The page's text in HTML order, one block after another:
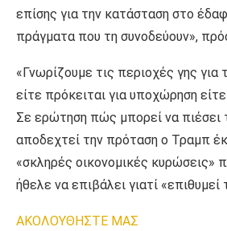
επίσης για την κατάσταση στο
πράγματα που τη συνοδεύουν»,
«Γνωρίζουμε τις περιοχές γης για
είτε πρόκειται για υποχώρηση
Σε ερώτηση πώς μπορεί να πιέσει
αποδεχτεί την πρόταση ο Τραμπ
«σκληρές οικονομικές κυρώσεις»
ήθελε να επιβάλει γιατί «επιθυμεί
AΚΟΛΟΥΘΗΣΤΕ ΜΑΣ